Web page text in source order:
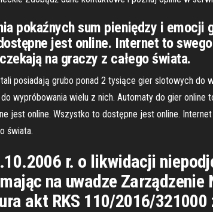
pokaźnych sum pieniędzy i emocji
jest online. Internet to
na graczy z całego świata.
posiadają grubo ponad 2 tysiące gier slotowych do
wypróbowania wielu z nich. Automaty do gier online
jest online. Wszystko to dostępne jest online.
świata.
r. o likwidacji
na uwadze Zarządzenie
akt RKS 110/2016/